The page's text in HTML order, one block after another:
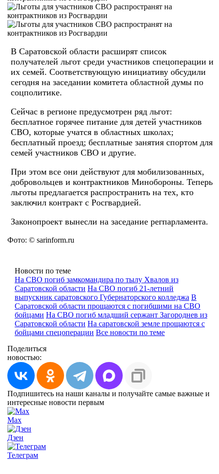
В Саратовской области расширят список
получателей льгот среди участников спецоперации и
их семей. Соответствующую инициативу обсудили
сегодня на заседании комитета областной думы по
соцполитике.
Сейчас в регионе предусмотрен ряд льгот:
бесплатное горячее питание для детей участников
СВО, которые учатся в областных школах;
бесплатный проезд; бесплатные занятия спортом для
семей участников СВО и другие.
При этом все они действуют для мобилизованных,
добровольцев и контрактников Минобороны. Теперь
льготы предлагается распространить на тех, кто
заключил контракт с Росгвардией.
Законопроект вынесли на заседание регпарламента.
Фото: © sarinform.ru
Новости по теме
На СВО погиб замкомандира по тылу Хвалов из
Саратовской области На СВО погиб 21-летний
выпускник саратовского Губернаторского колледжа В
Саратовской области прощаются с погибшими на СВО
бойцами На СВО погиб младший сержант Загороднев из
Саратовской области На саратовской земле прощаются с
бойцами спецоперации Все новости по теме
Поделиться
новостью:
Подпишитесь на наши каналы и получайте самые важные и
интересные новости первым
Max
Дзен
Телеграм